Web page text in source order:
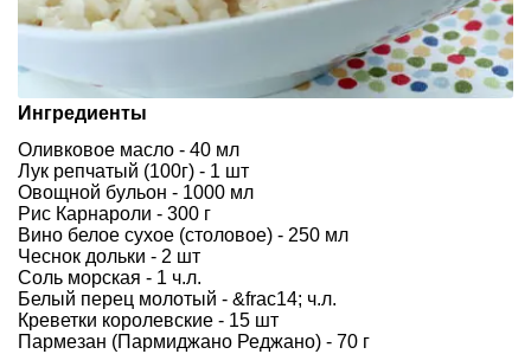
Ингредиенты
Оливковое масло - 40 мл
Лук репчатый (100г) - 1 шт
Овощной бульон - 1000 мл
Рис Карнароли - 300 г
Вино белое сухое (столовое) - 250 мл
Чеснок дольки - 2 шт
Соль морская - 1 ч.л.
Белый перец молотый - &frac14; ч.л.
Креветки королевские - 15 шт
Пармезан (Пармиджано Реджано) - 70 г